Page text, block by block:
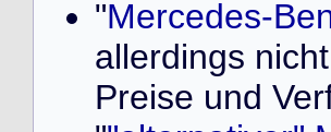
"Mercedes-
allerdings
Preise und